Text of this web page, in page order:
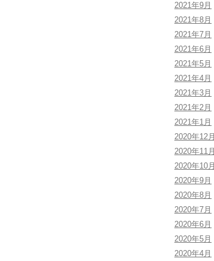
2021年9月
2021年8月
2021年7月
2021年6月
2021年5月
2021年4月
2021年3月
2021年2月
2021年1月
2020年12月
2020年11月
2020年10月
2020年9月
2020年8月
2020年7月
2020年6月
2020年5月
2020年4月